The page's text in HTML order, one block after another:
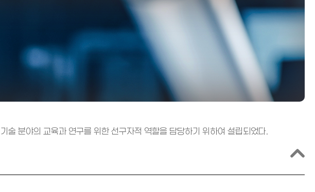
술 분야의 교육과 연구를 위한 선구자적 역할을 담당하기 위하여 설립되었다.